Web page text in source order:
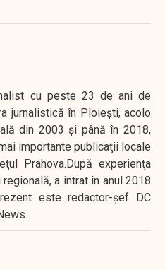
cu peste 23 de ani de
jurnalistică în Ploieşti, acolo
din 2003 şi până în 2018,
importante publicaţii locale
Prahova.După experienţa
a intrat în anul 2018
este redactor-şef DC